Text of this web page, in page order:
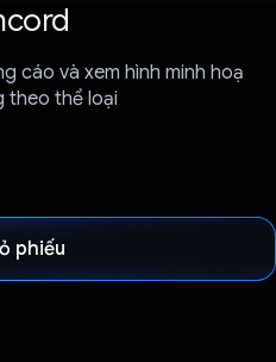
cáo và xem hình minh hoạ
theo thể loại
phiếu